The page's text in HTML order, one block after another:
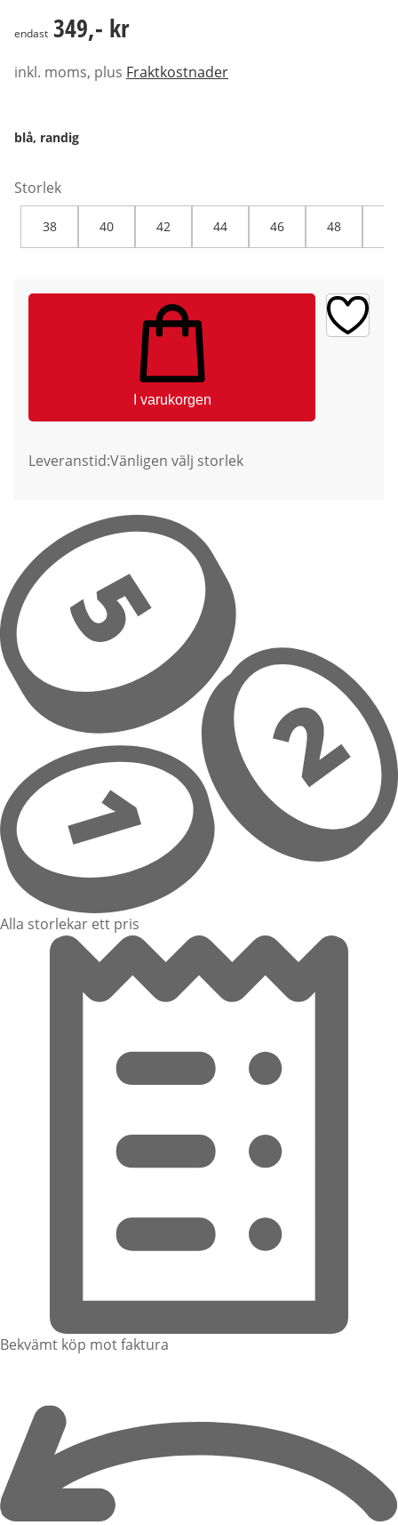
349,- kr
endast 349,- kr
inkl. moms, plus Fraktkostnader
blå, randig
Storlek
38 40 42 44 46 48
I varukorgen
Leveranstid:Vänligen välj storlek
Alla storlekar ett pris
Bekvämt köp mot faktura